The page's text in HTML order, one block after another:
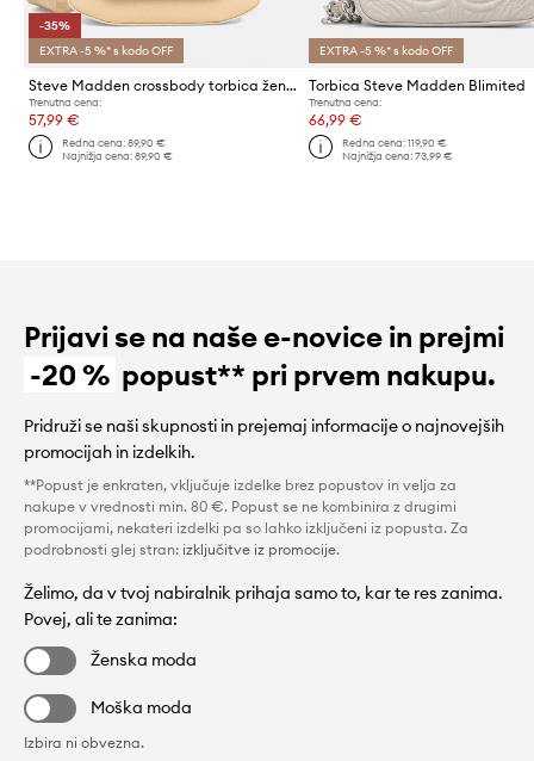
-35%
EXTRA -5 %* s kodo OFF
Steve Madden crossbody torbica ženska Btaiga
Trenutna cena:
57,99 €
Redna cena:89,90 €
Najnižja cena:89,90 €
EXTRA -5 %* s kodo OFF
Torbica Steve Madden Blimited
Trenutna cena:
66,99 €
Redna cena: 119,90 €
Najnižja cena: 73,99 €
Prijavi se na naše e-novice in prejmi
-20 % popust** pri prvem nakupu.
Pridruži se naši skupnosti in prejemaj informacije o najnovejših
promocijah in izdelkih.
**Popust je enkraten, vključuje izdelke brez popustov in velja za
nakupe v vrednosti min. 80 €. Popust se ne kombinira z drugimi
promocijami, nekateri izdelki pa so lahko izključeni iz popusta. Za
podrobnosti glej stran: izključitve iz promocije.
Želimo, da v tvoj nabiralnik prihaja samo to, kar te res zanima.
Povej, ali te zanima:
Ženska moda
Moška moda
Izbira ni obvezna.